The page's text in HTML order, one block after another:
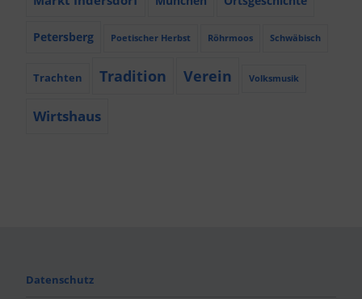
Petersberg Poetischer Herbst Röhrmoos Schwäbisch
Trachten Tradition Verein Volksmusik
Wirtshaus
Datenschutz